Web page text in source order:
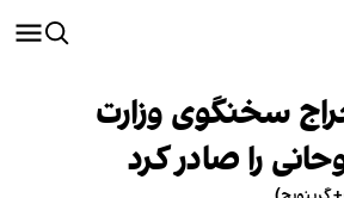
سخنگوی وزارت
را صادر کرد